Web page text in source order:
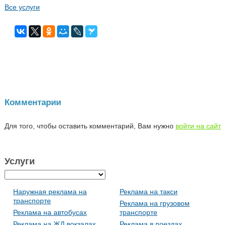
Все услуги
Комментарии
Для того, чтобы оставить комментарий, Вам нужно войти на сайт
Услуги
Наружная реклама на
транспорте
Реклама на автобусах
Реклама на такси
Реклама на грузовом
транспорте